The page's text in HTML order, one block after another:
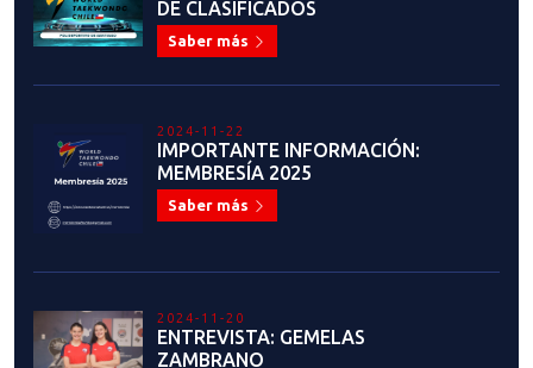
2024-10-22
CONTINUAN LOS CAMPEONATOS
RANQUEABLES: COPA
2024-09-30
ENTREVISTA CARLA MANRÍQUEZ:
Saber más